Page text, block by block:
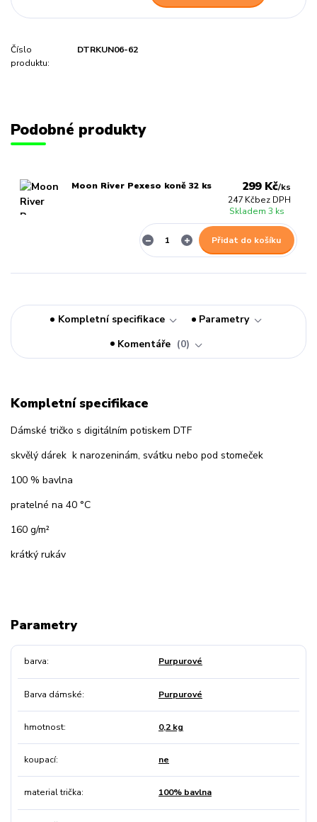
Číslo
produktu:
DTRKUN06-62
Podobné produkty
Moon River Pexeso koně 32 ks 299 Kč/ks
247 Kčbez DPH
Skladem 3 ks
Přidat do košíku
Kompletní specifikace
Parametry
Komentáře
0
Kompletní specifikace
Dámské tričko s digitálním potiskem DTF
skvělý dárek k narozeninám, svátku nebo pod stomeček
100 % bavlna
pratelné na 40 °C
160 g/m²
krátký rukáv
Parametry
barva Purpurové
Barva dámské Purpurové
hmotnost 0,2 kg
koupací ne
material trička 100% bavlna